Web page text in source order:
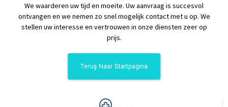
We waarderen uw tijd en moeite. Uw aanvraag is succesvol
ontvangen en we nemen zo snel mogelijk contact met u op. We
stellen uw interesse en vertrouwen in onze diensten zeer op
prijs.
Terug Naar Startpagina